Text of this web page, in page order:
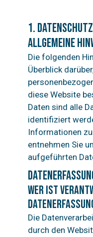
1.
Allgemeine
Die folgenden
Überblick
diese Website
Daten sind alle
identifiziert
Informationen
entnehmen Sie
aufgeführten
Wer ist
Die
durch den